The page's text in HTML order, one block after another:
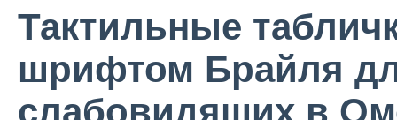
Тактильные
шрифтом Брайля
слабовидящих в
Нажимая
политикой
Нажимая на
Оставить
заявку